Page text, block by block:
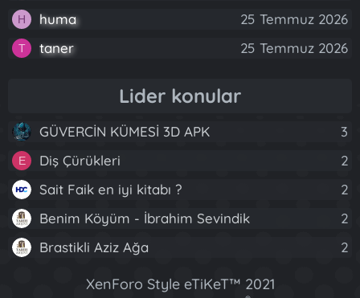
H huma 25 Temmuz 2026
T taner 25 Temmuz 2026
Lider konular
GÜVERCİN KÜMESİ 3D APK 3
E Diş Çürükleri
2
Sait Faik en iyi kitabı ?
2
Benim Köyüm - İbrahim Sevindik
2
Brastikli Aziz Ağa
2
XenForo Style eTiKeT™ 2021